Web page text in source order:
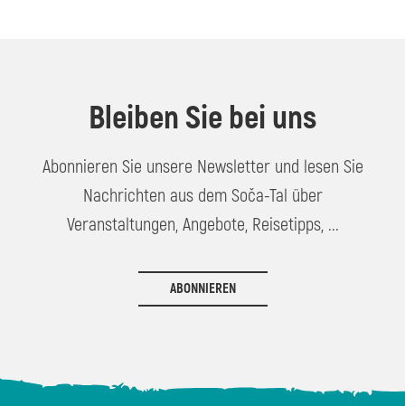
Bleiben Sie bei uns
Abonnieren Sie unsere Newsletter und lesen Sie
Nachrichten aus dem Soča-Tal über
Veranstaltungen, Angebote, Reisetipps, ...
ABONNIEREN